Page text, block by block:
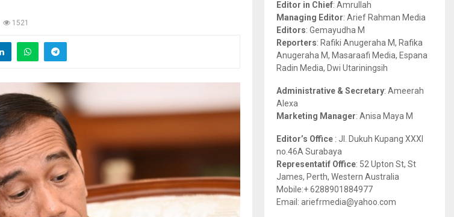
1521
r
:
R
H
Editor in Chief: Amrullah
Managing Editor: Arief Rahman Media
Editors: Gemayudha M
Reporters: Rafiki Anugeraha M, Rafika
Anugeraha M, Masaraafi Media, Espana
Radin Media, Dwi Utariningsih
Administrative & Secretary: Ameerah
Alexa
Marketing Manager: Anisa Maya M
Editor’s Office : Jl. Dukuh Kupang XXXI
no.46A Surabaya
Representatif Office: 52 Upton St, St
James, Perth, Western Australia
Mobile:+ 6288901884977
Email: ariefrmedia@yahoo.com